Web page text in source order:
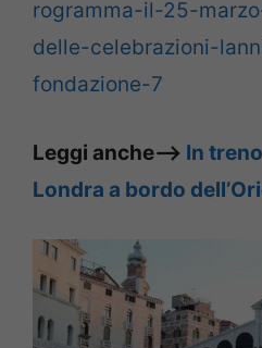
rogramma-il-25-
delle-celebrazioni-
fondazione-7
Leggi anche–> In
Londra a bordo